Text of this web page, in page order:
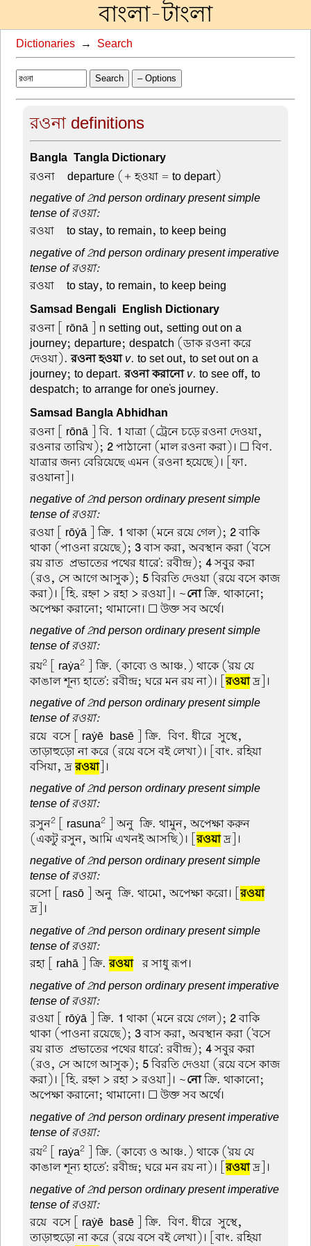
বাংলা-টাংলা
Dictionaries → Search
Search – Options
রওনা definitions
Bangla-Tangla Dictionary
রওনা –departure (+ হওয়া = to depart)
negative of 2nd person ordinary present simple
tense of রওয়া:
রওয়া –to stay, to remain, to keep being
negative of 2nd person ordinary present imperative
tense of রওয়া:
রওয়া –to stay, to remain, to keep being
Samsad Bengali-English Dictionary
রওনা [ rōnā ] n setting out, setting out on a
journey; departure; despatch (ডাক রওনা করে
দেওয়া).রওনা হওয়া v. to set out, to set out on a
journey; to depart.রওনা করানো v. to see off, to
despatch; to arrange for one's journey.
Samsad Bangla Abhidhan
রওনা [ rōnā ] বি. 1 যাত্রা (ট্রেনে চড়ে রওনা দেওয়া,
রওনার তারিখ); 2পাঠানো (মাল রওনা করা)। ☐ বিণ.
যাত্রার জন্য বেরিয়েছে এমন (রওনা হয়েছে)। [ফা.
রওয়ানা]।
negative of 2nd person ordinary present simple
tense of রওয়া:
রওয়া [ rōẏā ] ক্রি. 1 থাকা (মনে রয়ে গেল); 2বাকি
থাকা (পাওনা রয়েছে); 3বাস করা, অবস্থান করা ('বসে
রয় রাত-প্রভাতের পথের ধারে': রবীন্দ্র);4সবুর করা
(রও, সে আগে আসুক); 5বিরতি দেওয়া (রয়ে বসে কাজ
করা)। [হি. রহ্না > রহা > রওয়া]। ~নোক্রি. থাকানো;
অপেক্ষা করানো; থামানো। ☐ উক্ত সব অর্থে।
negative of 2nd person ordinary present simple
tense of রওয়া:
রয়2 [ raẏa2
] ক্রি. (কাব্যে ও আঞ্চ.) থাকে ('রয় যে
কাঙাল শূন্য হাতে': রবীন্দ্র; ঘরে মন রয় না)। [রওয়াদ্র]।
negative of 2nd person ordinary present simple
tense of রওয়া:
রয়ে-বসে [ raẏē-basē ] ক্রি.-বিণ. ধীরে-সুস্থে,
তাড়াহুড়ো না করে (রয়ে বসে বই লেখা)। [বাং. রহিয়া-
বসিয়া, দ্ররওয়া]।
negative of 2nd person ordinary present simple
tense of রওয়া:
রসুন2 [ rasuna2
] অনু-ক্রি. থামুন, অপেক্ষা করুন
(একটু রসুন, আমি এখনই আসছি)। [রওয়াদ্র]।
negative of 2nd person ordinary present simple
tense of রওয়া:
রসো [ rasō ] অনু-ক্রি. থামো, অপেক্ষা করো। [রওয়া
দ্র]।
negative of 2nd person ordinary present simple
tense of রওয়া:
রহা [ rahā ] ক্রি.রওয়া-র সাধু রূপ।
negative of 2nd person ordinary present imperative
tense of রওয়া:
রওয়া [ rōẏā ] ক্রি. 1 থাকা (মনে রয়ে গেল); 2বাকি
থাকা (পাওনা রয়েছে); 3বাস করা, অবস্থান করা ('বসে
রয় রাত-প্রভাতের পথের ধারে': রবীন্দ্র);4সবুর করা
(রও, সে আগে আসুক); 5বিরতি দেওয়া (রয়ে বসে কাজ
করা)। [হি. রহ্না > রহা > রওয়া]। ~নোক্রি. থাকানো;
অপেক্ষা করানো; থামানো। ☐ উক্ত সব অর্থে।
negative of 2nd person ordinary present imperative
tense of রওয়া:
রয়2 [ raẏa2
] ক্রি. (কাব্যে ও আঞ্চ.) থাকে ('রয় যে
কাঙাল শূন্য হাতে': রবীন্দ্র; ঘরে মন রয় না)। [রওয়াদ্র]।
negative of 2nd person ordinary present imperative
tense of রওয়া:
রয়ে-বসে [ raẏē-basē ] ক্রি.-বিণ. ধীরে-সুস্থে,
তাড়াহুড়ো না করে (রয়ে বসে বই লেখা)। [বাং. রহিয়া-